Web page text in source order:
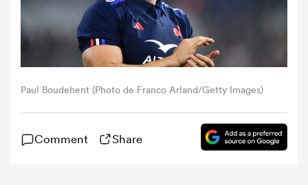
Paul Boudehent (Photo de Franco Arland/Getty Images)
Comment Share